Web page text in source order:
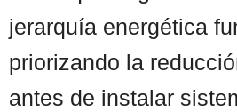
jerarquía energética
priorizando la
antes de instalar